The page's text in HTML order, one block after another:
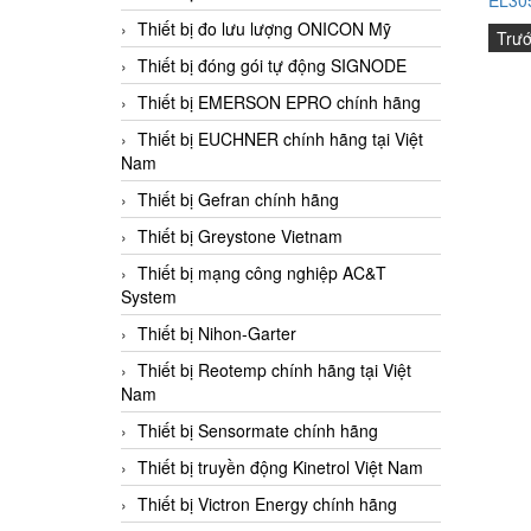
Thiết bị đo lưu lượng ONICON Mỹ
Thiết bị đóng gói tự động SIGNODE
Thiết bị EMERSON EPRO chính hãng
Thiết bị EUCHNER chính hãng tại Việt
Nam
Thiết bị Gefran chính hãng
Thiết bị Greystone Vietnam
Thiết bị mạng công nghiệp AC&T
System
Thiết bị Nihon-Garter
Thiết bị Reotemp chính hãng tại Việt
Nam
Thiết bị Sensormate chính hãng
Thiết bị truyền động Kinetrol Việt Nam
Thiết bị Victron Energy chính hãng